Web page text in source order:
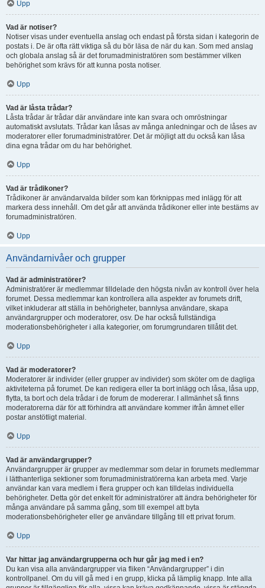
Upp
Vad är notiser?
Notiser visas under eventuella anslag och endast på första sidan i kategorin de
postats i. De är ofta rätt viktiga så du bör läsa de när du kan. Som med anslag
och globala anslag så är det forumadministratören som bestämmer vilken
behörighet som krävs för att kunna posta notiser.
Upp
Vad är låsta trådar?
Låsta trådar är trådar där användare inte kan svara och omröstningar
automatiskt avslutats. Trådar kan låsas av många anledningar och de låses av
moderatorer eller forumadministratörer. Det är möjligt att du också kan låsa
dina egna trådar om du har behörighet.
Upp
Vad är trådikoner?
Trådikoner är användarvalda bilder som kan förknippas med inlägg för att
markera dess innehåll. Om det går att använda trådikoner eller inte bestäms av
forumadministratören.
Upp
Användarnivåer och grupper
Vad är administratörer?
Administratörer är medlemmar tilldelade den högsta nivån av kontroll över hela
forumet. Dessa medlemmar kan kontrollera alla aspekter av forumets drift,
vilket inkluderar att ställa in behörigheter, bannlysa användare, skapa
användargrupper och moderatorer, osv. De har också fullständiga
moderationsbehörigheter i alla kategorier, om forumgrundaren tillåtit det.
Upp
Vad är moderatorer?
Moderatorer är individer (eller grupper av individer) som sköter om de dagliga
aktiviteterna på forumet. De kan redigera eller ta bort inlägg och låsa, låsa upp,
flytta, ta bort och dela trådar i de forum de modererar. I allmänhet så finns
moderatorerna där för att förhindra att användare kommer ifrån ämnet eller
postar anstötligt material.
Upp
Vad är användargrupper?
Användargrupper är grupper av medlemmar som delar in forumets medlemmar
i lätthanterliga sektioner som forumadministratörerna kan arbeta med. Varje
användar kan vara medlem i flera grupper och kan tilldelas individuella
behörigheter. Detta gör det enkelt för administratörer att ändra behörigheter för
många användare på samma gång, som till exempel att byta
moderationsbehörigheter eller ge användare tillgång till ett privat forum.
Upp
Var hittar jag användargrupperna och hur går jag med i en?
Du kan visa alla användargrupper via fliken “Användargrupper” i din
kontrollpanel. Om du vill gå med i en grupp, klicka på lämplig knapp. Inte alla